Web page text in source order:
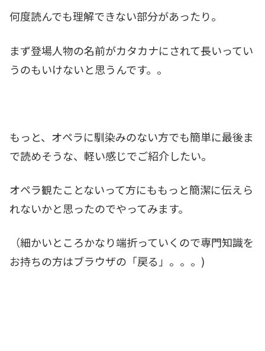
何度読んでも理解できない部分があったり。
まず登場人物の名前がカタカナにされて長いってい
うのもいけないと思うんです。。
もっと、オペラに馴染みのない方でも簡単に最後ま
で読めそうな、軽い感じでご紹介したい。
オペラ観たことないって方にももっと簡潔に伝えら
れないかと思ったのでやってみます。
（細かいところかなり端折っていくので専門知識を
お持ちの方はブラウザの「戻る」。。。)